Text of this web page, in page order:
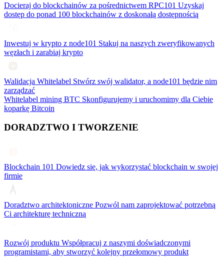
Docieraj do blockchainów za pośrednictwem RPC101 Uzyskaj
dostęp do ponad 100 blockchainów z doskonałą dostępnością
Inwestuj w krypto z node101 Stakuj na naszych zweryfikowanych
węzłach i zarabiaj krypto
Walidacja Whitelabel Stwórz swój walidator, a node101 będzie nim
zarządzać
Whitelabel mining BTC Skonfigurujemy i uruchomimy dla Ciebie
koparkę Bitcoin
DORADZTWO I TWORZENIE
Blockchain 101 Dowiedz się, jak wykorzystać blockchain w swojej
firmie
Doradztwo architektoniczne Pozwól nam zaprojektować potrzebną
Ci architekturę techniczną
Rozwój produktu Współpracuj z naszymi doświadczonymi
programistami, aby stworzyć kolejny przełomowy produkt